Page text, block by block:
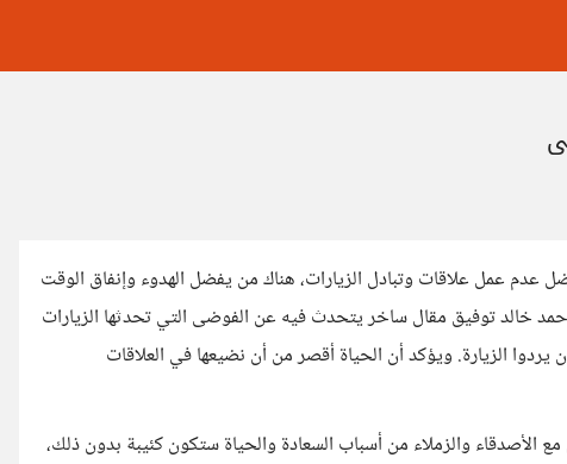
عدم عمل علاقات وتبادل الزيارات، هناك من يفضل الهدوء وإنفاق الوقت
خالد توفيق مقال ساخر يتحدث فيه عن الفوضى التي تحدثها الزيارات
الزيارة. ويؤكد أن الحياة أقصر من أن نضيعها في العلاقات
الأصدقاء والزملاء من أسباب السعادة والحياة ستكون كئيبة بدون ذلك،